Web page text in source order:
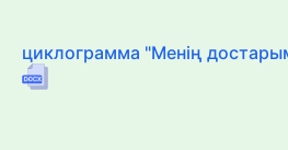
циклограмма "Менің